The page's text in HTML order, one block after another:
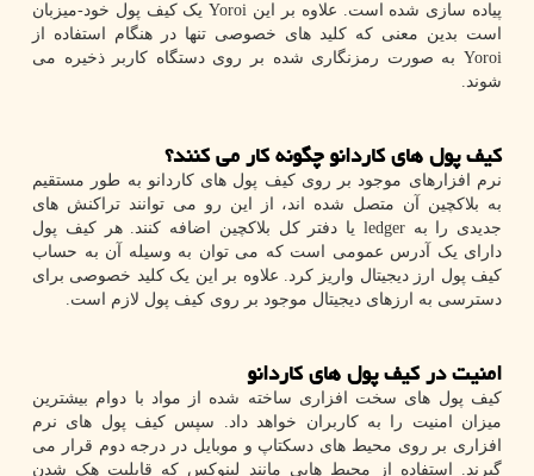
پیاده سازی شده است. علاوه بر این Yoroiیک کیف پول خود-میزبان
است بدین معنی که کلید های خصوصی تنها در هنگام استفاده از
Yoroi به صورت رمزنگاری شده بر روی دستگاه کاربر ذخیره می
شوند.
کیف پول های کاردانو چگونه کار می کنند؟
نرم افزارهای موجود بر روی کیف پول های کاردانو به طور مستقیم
به بلاکچین آن متصل شده اند، از این رو می توانند تراکنش های
جدیدی را بهledger یا دفتر کل بلاکچین اضافه کنند. هر کیف پول
دارای یک آدرس عمومی است که می توان به وسیله آن به حساب
کیف پول ارز دیجیتال واریز کرد. علاوه بر این یک کلید خصوصی برای
دسترسی به ارزهای دیجیتال موجود بر روی کیف پول لازم است.
امنیت در کیف پول های کاردانو
کیف پول های سخت افزاری ساخته شده از مواد با دوام بیشترین
میزان امنیت را به کاربران خواهد داد. سپس کیف پول های نرم
افزاری بر روی محیط های دسکتاپ و موبایل در درجه دوم قرار می
گیرند. استفاده از محیط هایی مانند لینوکس که قابلیت هک شدن